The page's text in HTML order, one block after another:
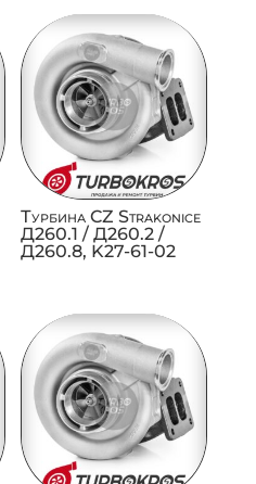
Турбина CZ Strakonice
Д260.1 / Д260.2 /
Д260.8, K27-61-02